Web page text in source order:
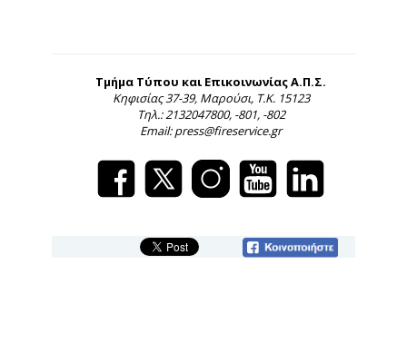
Τμήμα Τύπου και Επικοινωνίας Α.Π.Σ.
Κηφισίας 37-39, Μαρούσι, Τ.Κ. 15123
Τηλ.: 2132047800, -801, -802
Email: press@fireservice.gr